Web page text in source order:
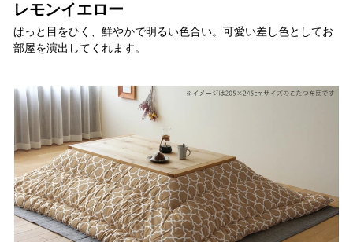
レモンイエロー
ぱっと目をひく、鮮やかで明るい色合い。可愛い差し色としてお
部屋を演出してくれます。